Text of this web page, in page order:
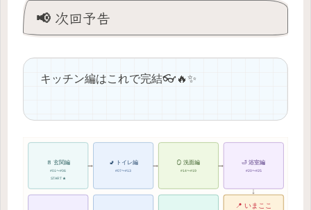
📢 次回予告
キッチン編はこれで完結👓🔥✨
→ → →
↓
🚪 玄関編
#01〜#06
START ★
🚽 トイレ編
#07〜#13
🪞 洗面編
#14〜#19
🛁 浴室編
#20〜#25
📍 いまここ